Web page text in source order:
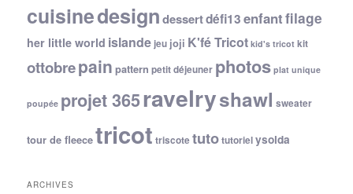
cuisinedesigndessertdéfi13enfantfilage
her little world islandejeu joji K'fé Tricot kid's tricot kit
ottobrepain pattern petit déjeuner photos plat unique
poupée projet 365ravelryshawl sweater
tour de fleecetricot triscote tutotutorielysolda
ARCHIVES